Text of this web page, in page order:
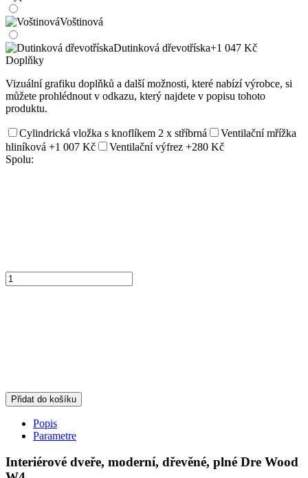
Voštinová
Dutinková dřevotříska+1 047 Kč
Doplňky
Vizuální grafiku doplňků a další možnosti, které nabízí výrobce, si
můžete prohlédnout v odkazu, který najdete v popisu tohoto
produktu.
Cylindrická vložka s knoflíkem 2 x stříbrná
Ventilační mřížka
hliníková +1 007 Kč Ventilační výfrez +280 Kč
Spolu:
Přidat do košíku
Popis
Parametre
Interiérové dveře, moderní, dřevěné, plné Dre Wood